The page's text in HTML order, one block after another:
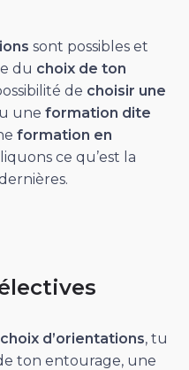
sont possibles et
du choix de ton
de choisir une
une formation dite
formation en
ce qu’est la
choix d’orientations, tu
ton entourage, une